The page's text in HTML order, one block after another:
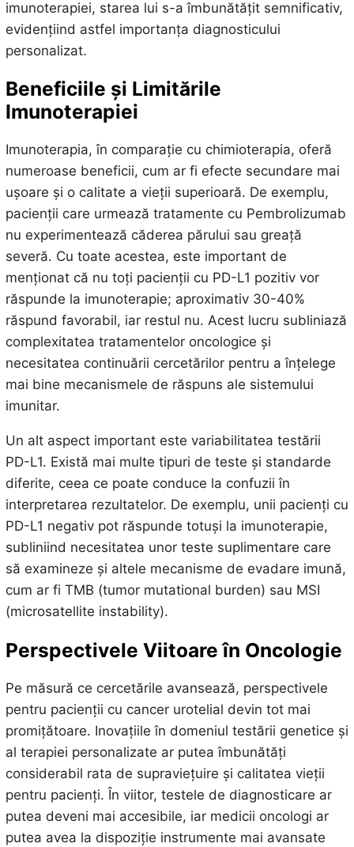
imunoterapiei, starea lui s-a îmbunătățit semnificativ,
evidențiind astfel importanța diagnosticului
personalizat.
Beneficiile și Limitările
Imunoterapiei
Imunoterapia, în comparație cu chimioterapia, oferă
numeroase beneficii, cum ar fi efecte secundare mai
ușoare și o calitate a vieții superioară. De exemplu,
pacienții care urmează tratamente cu Pembrolizumab
nu experimentează căderea părului sau greață
severă. Cu toate acestea, este important de
menționat că nu toți pacienții cu PD-L1 pozitiv vor
răspunde la imunoterapie; aproximativ 30-40%
răspund favorabil, iar restul nu. Acest lucru subliniază
complexitatea tratamentelor oncologice și
necesitatea continuării cercetărilor pentru a înțelege
mai bine mecanismele de răspuns ale sistemului
imunitar.
Un alt aspect important este variabilitatea testării
PD-L1. Există mai multe tipuri de teste și standarde
diferite, ceea ce poate conduce la confuzii în
interpretarea rezultatelor. De exemplu, unii pacienți cu
PD-L1 negativ pot răspunde totuși la imunoterapie,
subliniind necesitatea unor teste suplimentare care
să examineze și altele mecanisme de evadare imună,
cum ar fi TMB (tumor mutational burden) sau MSI
(microsatellite instability).
Perspectivele Viitoare în Oncologie
Pe măsură ce cercetările avansează, perspectivele
pentru pacienții cu cancer urotelial devin tot mai
promițătoare. Inovațiile în domeniul testării genetice și
al terapiei personalizate ar putea îmbunătăți
considerabil rata de supraviețuire și calitatea vieții
pentru pacienți. În viitor, testele de diagnosticare ar
putea deveni mai accesibile, iar medicii oncologi ar
putea avea la dispoziție instrumente mai avansate